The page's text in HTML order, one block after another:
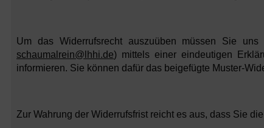
Um das Widerrufsrecht auszuüben müssen Sie
schaumalrein@lhhi.de) mittels einer eindeutigen
informieren. Sie können dafür das beigefügte Muster-
Zur Wahrung der Widerrufsfrist reicht es aus, dass Sie